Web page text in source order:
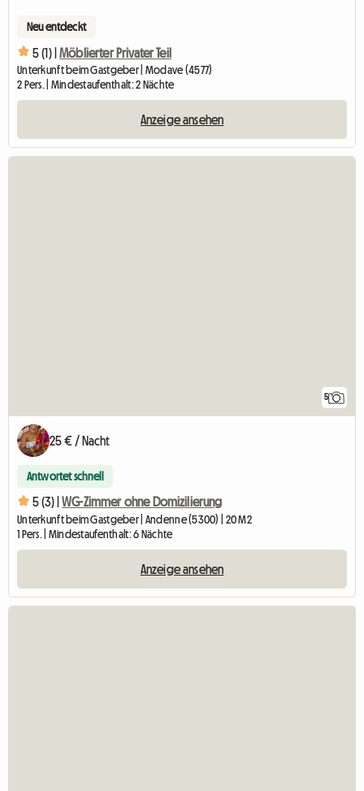
Neu entdeckt
5 (1) | Möblierter Privater Teil
Unterkunft beim Gastgeber | Modave (4577)
2 Pers. | Mindestaufenthalt: 2 Nächte
Anzeige ansehen
5
25 € / Nacht
Antwortet schnell
5 (3) | WG-Zimmer ohne Domizilierung
Unterkunft beim Gastgeber | Andenne (5300) | 20 M2
1 Pers. | Mindestaufenthalt: 6 Nächte
Anzeige ansehen